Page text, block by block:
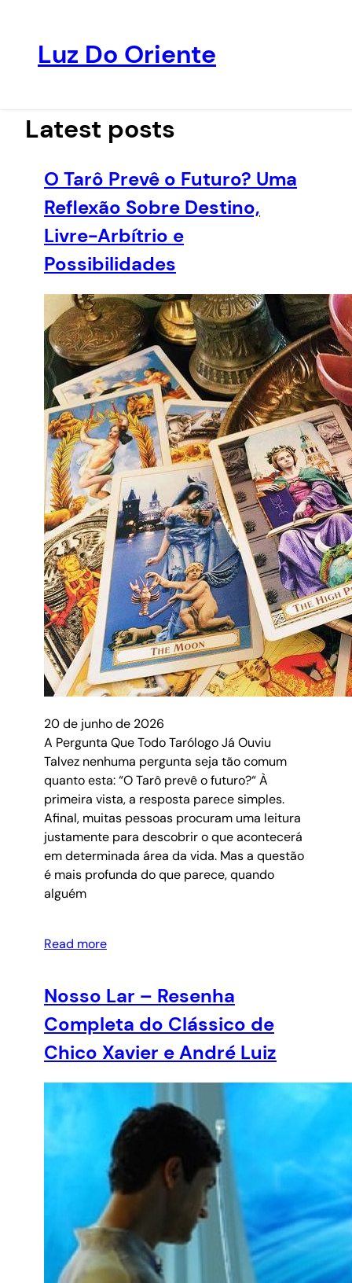
conteúdo
Luz Do Oriente
Latest posts
O Tarô Prevê o Futuro? Uma
Reflexão Sobre Destino,
Livre-Arbítrio e
Possibilidades
20 de junho de 2026
A Pergunta Que Todo Tarólogo Já Ouviu
Talvez nenhuma pergunta seja tão comum
quanto esta: “O Tarô prevê o futuro?“ À
primeira vista, a resposta parece simples.
Afinal, muitas pessoas procuram uma leitura
justamente para descobrir o que acontecerá
em determinada área da vida. Mas a questão
é mais profunda do que parece, quando
alguém
Read more
Nosso Lar – Resenha
Completa do Clássico de
Chico Xavier e André Luiz